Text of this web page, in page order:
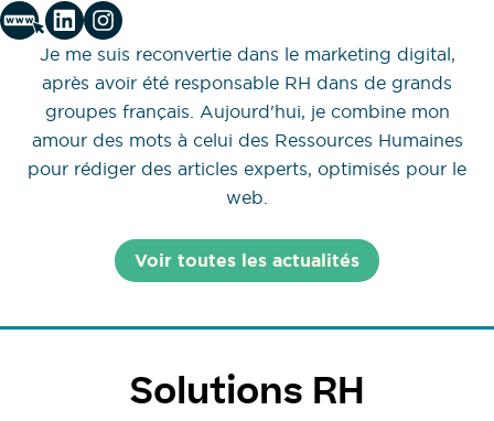
Je me suis reconvertie dans le marketing digital,
après avoir été responsable RH dans de grands
groupes français. Aujourd'hui, je combine mon
amour des mots à celui des Ressources Humaines
pour rédiger des articles experts, optimisés pour le
web.
Voir toutes les actualités
Solutions RH